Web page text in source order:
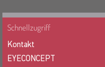
Schnellzugriff
Kontakt
EYECONCEPT